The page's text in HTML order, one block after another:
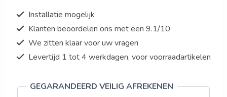
aantalInstallatie mogelijk
Klanten beoordelen ons met een 9.1/10
We zitten klaar voor uw vragen
Levertijd 1 tot 4 werkdagen, voor voorraadartikelen
GEGARANDEERD VEILIG AFREKENEN